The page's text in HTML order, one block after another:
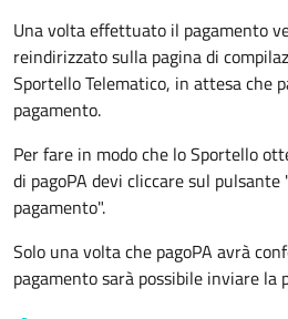
Una volta effettuato il pagamento
reindirizzato sulla pagina di
Sportello Telematico, in attesa che
pagamento.
Per fare in modo che lo Sportello
di pagoPA devi cliccare sul pulsante
pagamento".
Solo una volta che pagoPA avrà
pagamento sarà possibile inviare la